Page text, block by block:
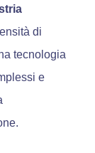
di
tecnologia
e